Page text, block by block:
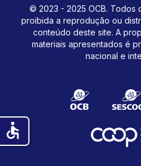
© 2023 - 2025 OCB. Todos
proibida a reprodução ou
conteúdo deste site. A
materiais apresentados é
nacional e
accessible